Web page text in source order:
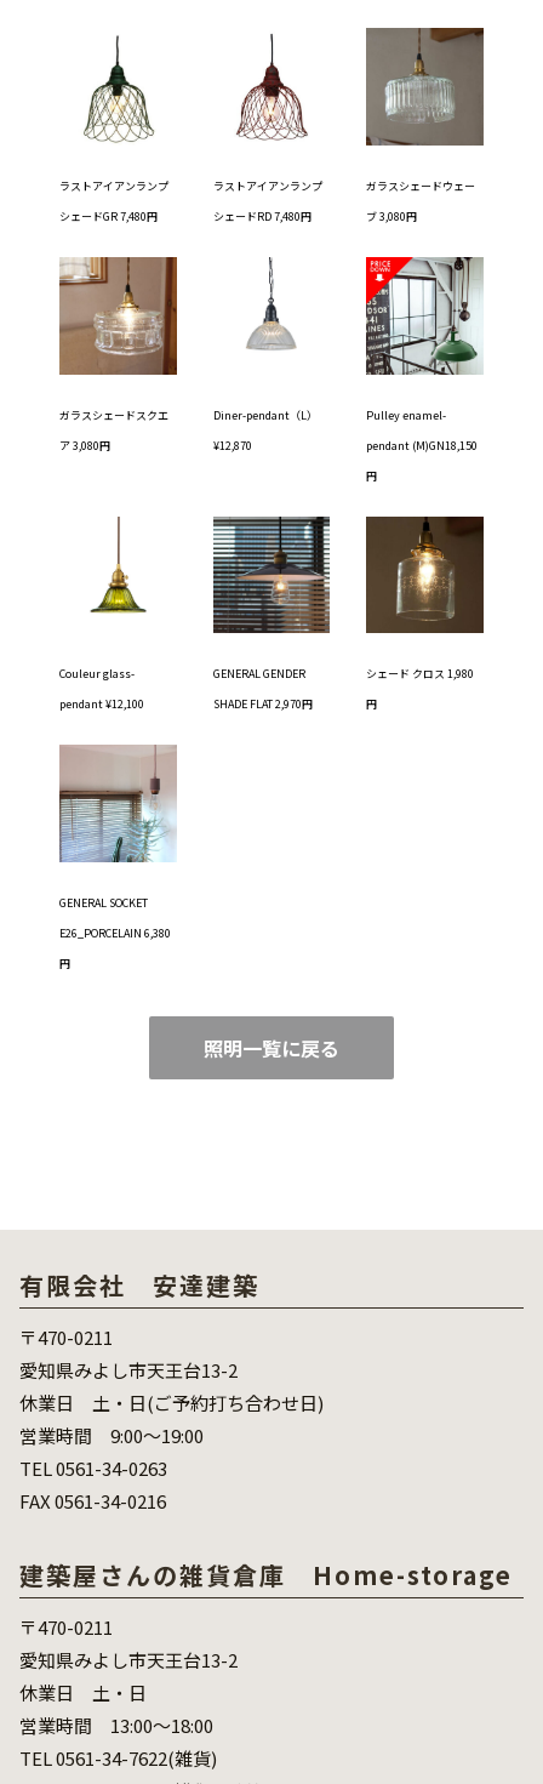
ラストアイアンランプ
シェードGR 7,480円
ラストアイアンランプ
シェードRD 7,480円
ガラスシェードウェー
ブ 3,080円
ガラスシェードスクエ
ア 3,080円
Diner-pendant（L）
¥12,870
Pulley enamel-
pendant (M)GN18,150
円
Couleur glass-
pendant ¥12,100
GENERAL GENDER
SHADE FLAT 2,970円
シェード クロス 1,980
円
GENERAL SOCKET
E26_PORCELAIN 6,380
円
照明一覧に戻る
有限会社 安達建築
〒470-0211
愛知県みよし市天王台13-2
休業日 土・日(ご予約打ち合わせ日)
営業時間 9:00～19:00
TEL 0561-34-0263
FAX 0561-34-0216
建築屋さんの雑貨倉庫 Home-storage
〒470-0211
愛知県みよし市天王台13-2
休業日 土・日
営業時間 13:00～18:00
TEL 0561-34-7622(雑貨)